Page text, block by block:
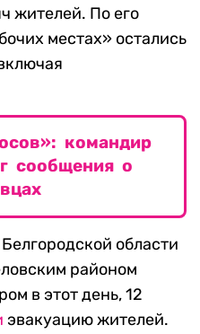
жителей. По его
местах» остались
командир
сообщения о
области
районом
в этот день, 12
эвакуацию жителей.